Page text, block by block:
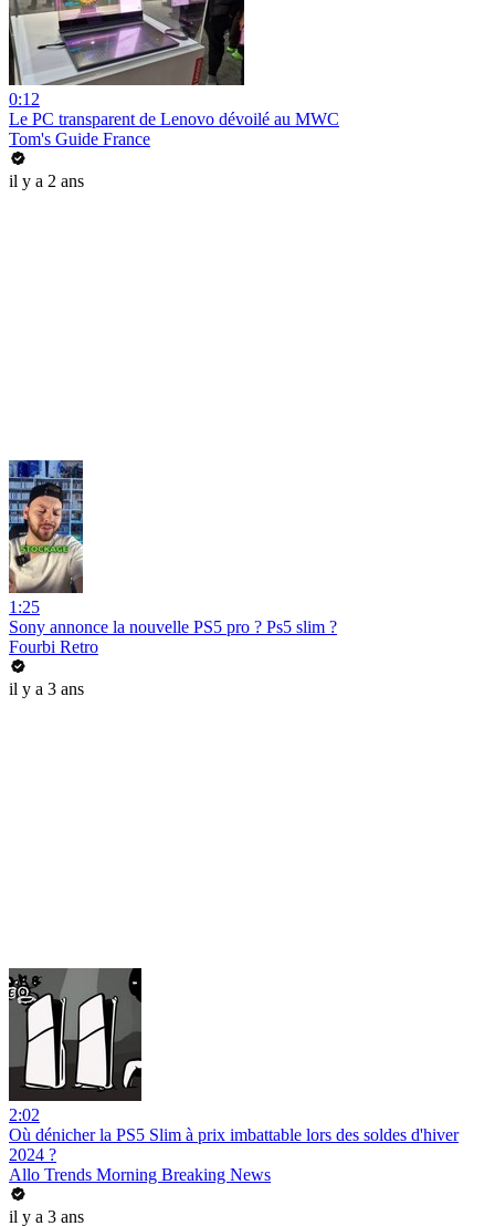
0:12
Le PC transparent de Lenovo dévoilé au MWC
Tom's Guide France
il y a 2 ans
1:25
Sony annonce la nouvelle PS5 pro ? Ps5 slim ?
Fourbi Retro
il y a 3 ans
2:02
Où dénicher la PS5 Slim à prix imbattable lors des soldes d'hiver
2024 ?
Allo Trends Morning Breaking News
il y a 3 ans